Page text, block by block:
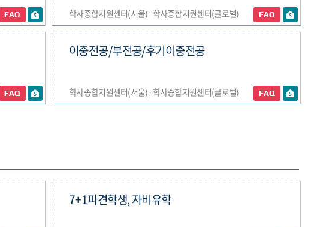
학사종합지원센터(서울) ∙ 학사종합지원센터(글로벌)
학사종합지원센터(서울) ∙ 학사종합지원센터(글로벌)
이중전공/부전공/후기이중전공
7+1파견학생, 자비유학